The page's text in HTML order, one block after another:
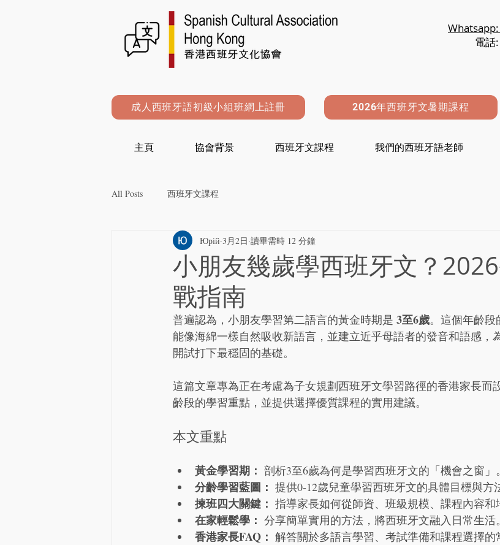
Whatsapp:
電話:
成人西班牙語初級小組班網上註冊 2026年西班牙文暑期課程
主頁 協會背景 西班牙文課程 我們的西班牙語老師
All Posts 西班牙文課程
小朋友幾歲學西班牙文？
戰指南
Юрій 3月2日 讀畢需時 12 分鐘
普遍認為，小朋友學習第二語言的黃金時期是 3至6歲。這個年齡段
能像海綿一樣自然吸收新語言，並建立近乎母語者的發音和語感，
開試打下最穩固的基礎。
這篇文章專為正在考慮為子女規劃西班牙文學習路徑的香港家長而
齡段的學習重點，並提供選擇優質課程的實用建議。
本文重點
黃金學習期： 剖析3至6歲為何是學習西班牙文的「機會之窗」。
分齡學習藍圖： 提供0-12歲兒童學習西班牙文的具體目標與方
揀班四大關鍵： 指導家長如何從師資、班級規模、課程內容和
在家輕鬆學： 分享簡單實用的方法，將西班牙文融入日常生活。
香港家長FAQ： 解答關於多語言學習、考試準備和課程選擇的